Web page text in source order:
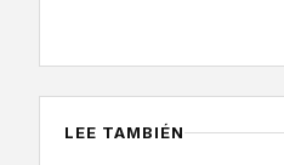
LEE TAMBIÉN